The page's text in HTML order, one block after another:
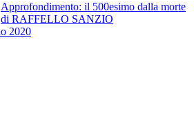
Approfondimento: il 500esimo dalla morte
di RAFFELLO SANZIO
2020